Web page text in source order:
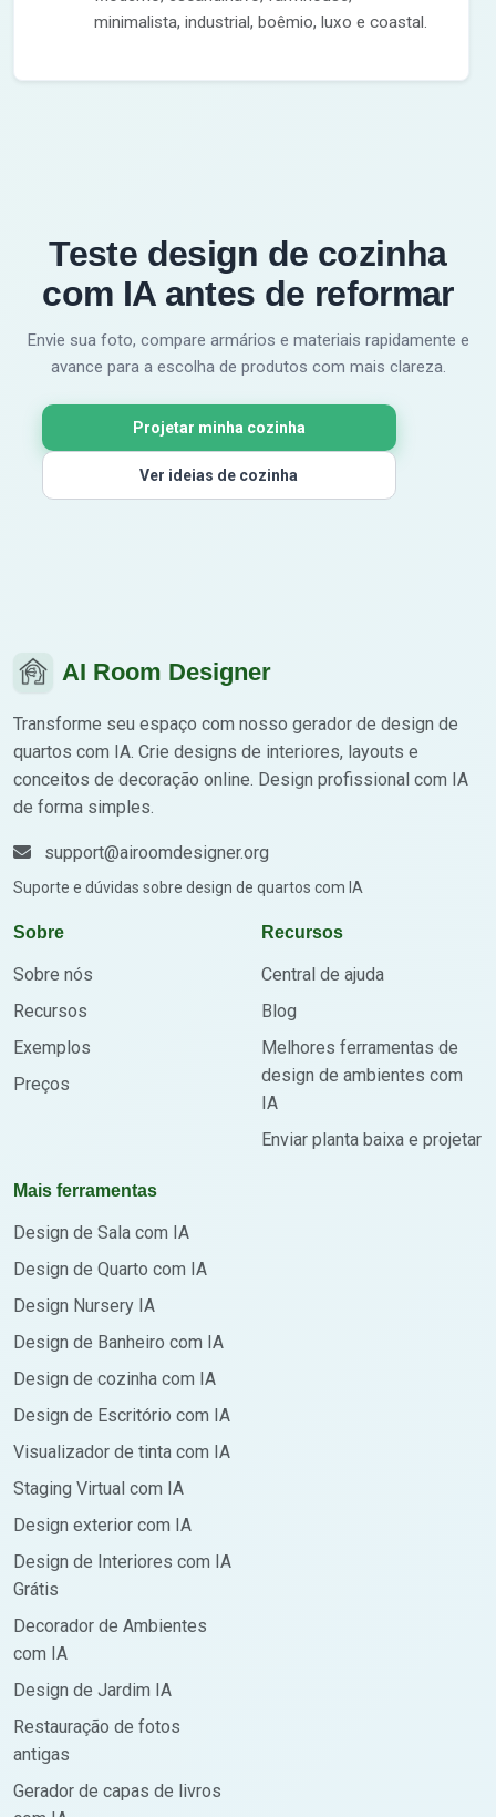
minimalista, industrial, boêmio, luxo e coastal.
Teste design de cozinha
com IA antes de reformar
Envie sua foto, compare armários e materiais rapidamente e
avance para a escolha de produtos com mais clareza.
Projetar minha cozinha
Ver ideias de cozinha
AI Room Designer
Transforme seu espaço com nosso gerador de design de
quartos com IA. Crie designs de interiores, layouts e
conceitos de decoração online. Design profissional com IA
de forma simples.
support@airoomdesigner.org
Suporte e dúvidas sobre design de quartos com IA
Sobre
Sobre nós
Recursos
Exemplos
Preços
Recursos
Central de ajuda
Blog
Melhores ferramentas de
design de ambientes com
IA
Enviar planta baixa e projetar
Mais ferramentas
Design de Sala com IA
Design de Quarto com IA
Design Nursery IA
Design de Banheiro com IA
Design de cozinha com IA
Design de Escritório com IA
Visualizador de tinta com IA
Staging Virtual com IA
Design exterior com IA
Design de Interiores com IA
Grátis
Decorador de Ambientes
com IA
Design de Jardim IA
Restauração de fotos
antigas
Gerador de capas de livros